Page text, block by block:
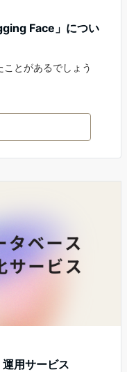
Face」につい
とがあるでしょう
用サービス